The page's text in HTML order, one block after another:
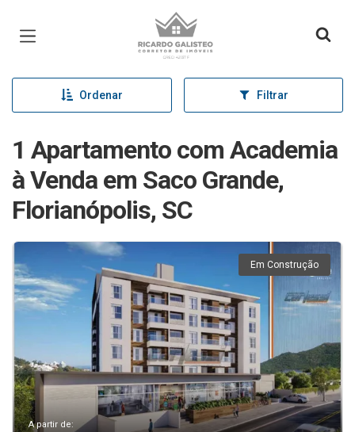
Página inicial
Ordenar Filtrar
1 Apartamento com Academia
à Venda em Saco Grande,
Florianópolis, SC
Em Construção
A partir de: